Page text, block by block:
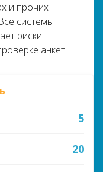
и прочих
системы
риски
анкет.
5
20